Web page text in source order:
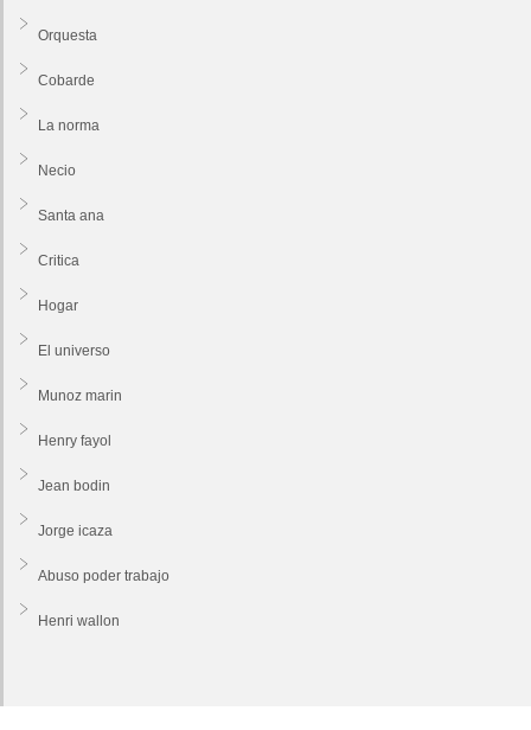
Orquesta
Cobarde
La norma
Necio
Santa ana
Critica
Hogar
El universo
Munoz marin
Henry fayol
Jean bodin
Jorge icaza
Abuso poder trabajo
Henri wallon